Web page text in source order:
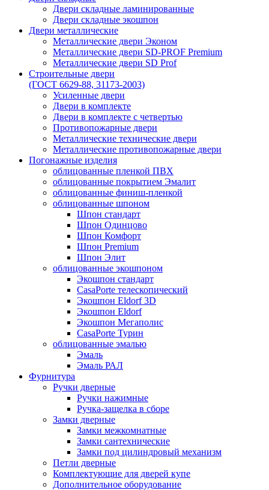
Двери складные ламинированные
Двери складные экошпон
Двери металлические
Металлические двери Эконом
Металлические двери SD-PROF Premium
Металлические двери SD Prof
Строительные двери
(ГОСТ 6629-88, 31173-2003)
Усиленные двери
Двери в комплекте
Двери в комплекте с четвертью
Противопожарные двери
Металлические технические двери
Металлические противопожарные двери
Погонажные изделия
облицованные пленкой ПВХ
облицованные покрытием Эмалит
облицованные финиш-пленкой
облицованные шпоном
Шпон стандарт
Шпон Одинцово
Шпон Комфорт
Шпон Premium
Шпон Элит
облицованные экошпоном
Экошпон стандарт
CasaPorte телескопический
Экошпон Eldorf 3D
Экошпон Eldorf
Экошпон Мегаполис
CasaPorte Турин
облицованные эмалью
Эмаль
Эмаль РАЛ
Фурнитура
Ручки дверные
Ручки нажимные
Ручка-защелка в сборе
Замки дверные
Замки межкомнатные
Замки сантехнические
Замки под цилиндровый механизм
Петли дверные
Комплектующие для дверей купе
Дополнительное оборудование